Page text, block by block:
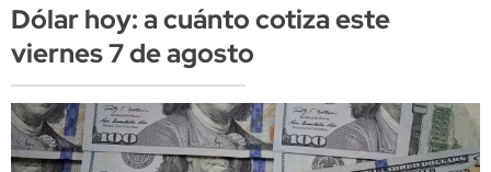
Dólar hoy: a cuánto cotiza este
viernes 7 de agosto